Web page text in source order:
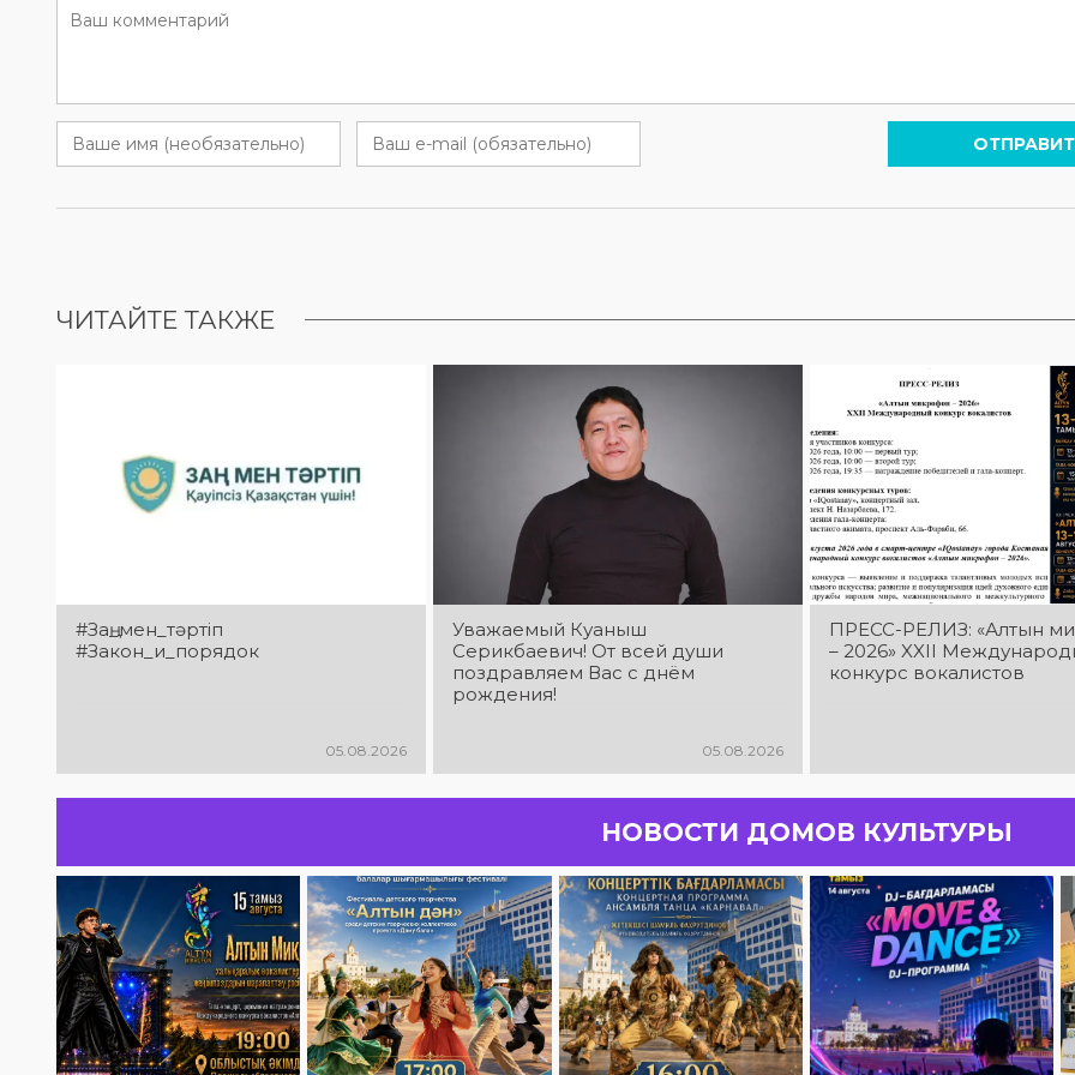
ЧИТАЙТЕ ТАКЖЕ
#Заң_мен_тәртіп
#Закон_и_порядок
05.08.2026
Уважаемый Куаныш
Серикбаевич! От всей души
поздравляем Вас с днём
рождения!
05.08.2026
ПРЕСС-РЕЛИЗ: «Алтын
– 2026» XXIІ
конкурс вокалистов
НОВОСТИ ДОМОВ КУЛЬТУРЫ